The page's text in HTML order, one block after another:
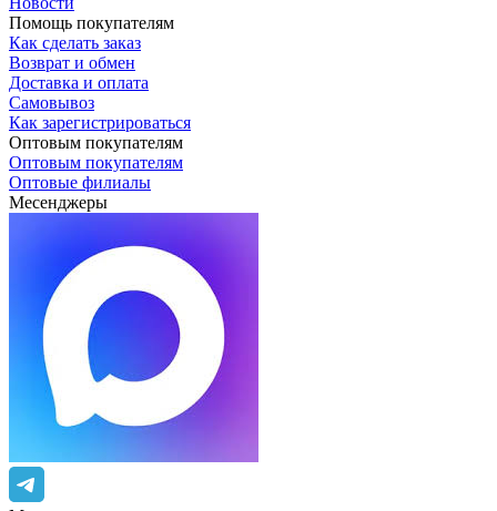
Помощь покупателям
Как сделать заказ
Возврат и обмен
Доставка и оплата
Самовывоз
Как зарегистрироваться
Оптовым покупателям
Оптовым покупателям
Оптовые филиалы
Месенджеры